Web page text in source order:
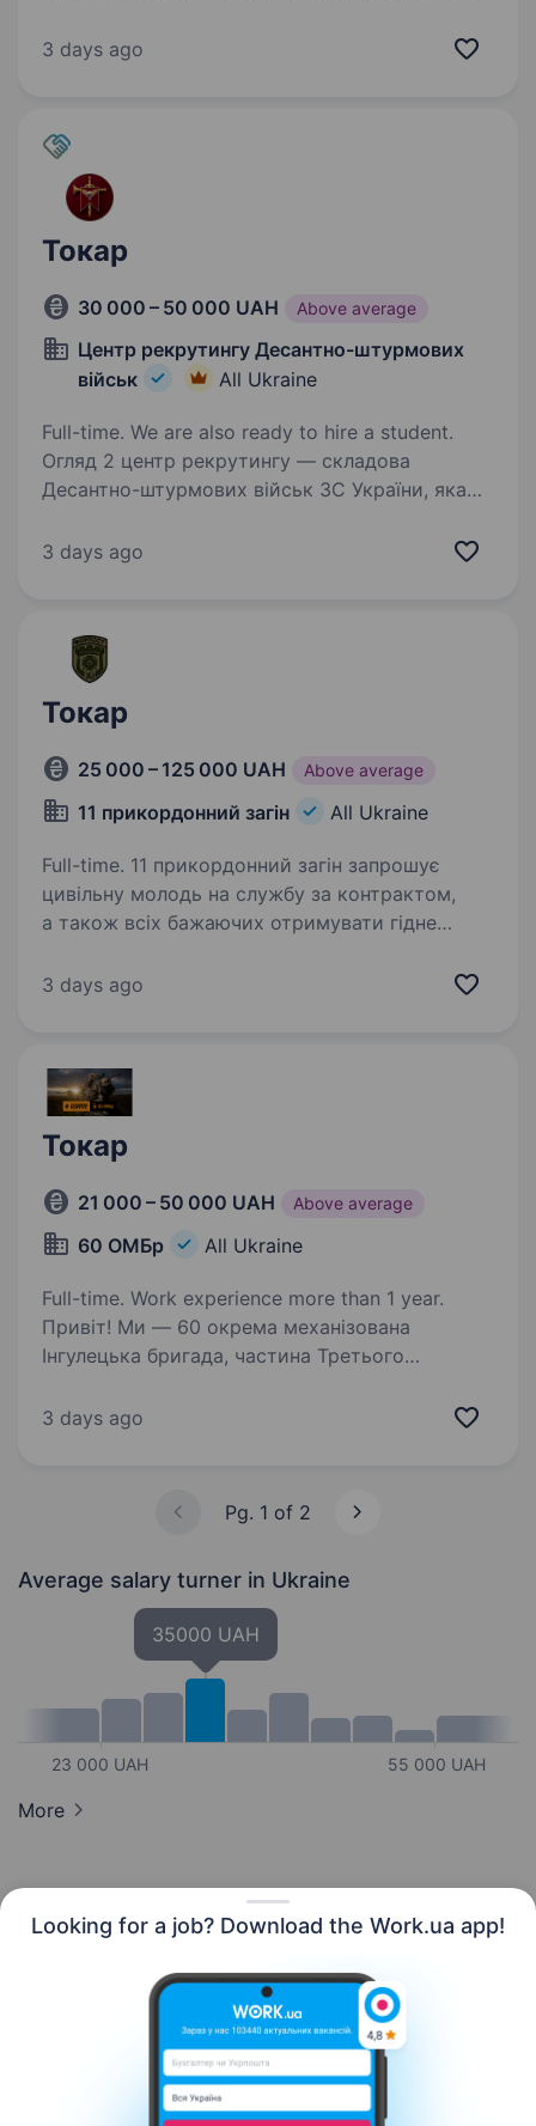
Looking for a job? Download the Work.ua app!
безпілотних систем «Птахи Мадяра», який
3 days ago
Токар
30 000 – 50 000 UAH Above average
Центр рекрутингу Десантно-штурмових
військ
All Ukraine
Full-time. We are also ready to hire a student.
Огляд 2 центр рекрутингу — складова
Десантно-штурмових військ ЗС України, яка
підрозділів ДШВ. Наша команда складається
3 days ago
Токар
25 000 – 125 000 UAH Above average
11 прикордонний загін All Ukraine
Full-time. 11 прикордонний загін запрошує
цивільну молодь на службу за контрактом,
а також всіх бажаючих отримувати гідне
за фахом, та в подальшому можливість вступу
3 days ago
Токар
21 000 – 50 000 UAH Above average
60 ОМБр All Ukraine
Full-time. Work experience more than 1 year.
Привіт! Ми — 60 окрема механізована
Інгулецька бригада, частина Третього
на захисті нашої країни. Якщо ти хочеш
3 days ago
Pg. 1 of 2
Average salary turner in Ukraine
23 000 UAH
35000 UAH
55 000 UAH
More